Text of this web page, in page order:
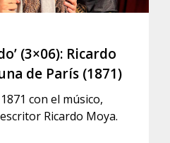
(3×06): Ricardo
de París (1871)
con el músico,
Ricardo Moya.